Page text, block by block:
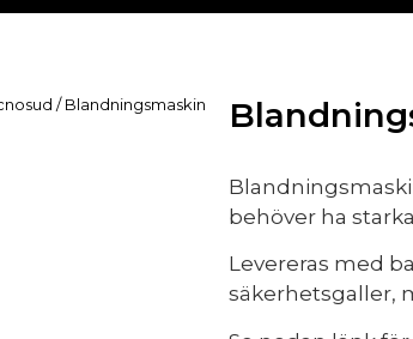
/ Blandningsmaskin
behöver ha
Levereras med
säkerhetsgaller,